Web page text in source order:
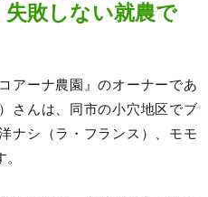
失敗しない就農で
アーナ農園』のオーナーであ
さんは、同市の小穴地区でブ
ナシ（ラ・フランス）、モモ